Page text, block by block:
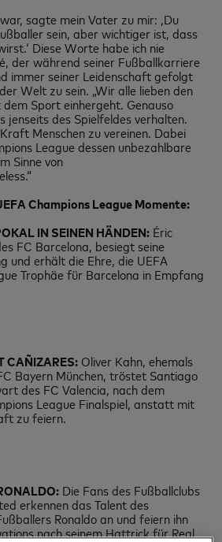
sagte mein Vater zu mir: ‚Du
sein, aber wichtiger ist, dass
Diese Worte habe ich nie
der während seiner Fußballkarriere
immer seiner Leidenschaft gefolgt
Welt zu sein. „Wir alle lieben den
Sport einhergeht. Genauso
jenseits des Spielfeldes verhalten.
Menschen zu vereinen. Dabei
League dessen unbezahlbare
Sinne von
Champions League Momente:
IN SEINEN HÄNDEN: Éric
FC Barcelona, besiegt seine
und erhält die Ehre, die UEFA
Trophäe für Barcelona in Empfang
CAÑIZARES: Oliver Kahn, ehemals
Bayern München, tröstet Santiago
des FC Valencia, nach dem
League Finalspiel, anstatt mit
zu feiern.
Die Fans des Fußballclubs
erkennen das Talent des
Ronaldo an und feiern ihn
nach seinem Hattrick für Real